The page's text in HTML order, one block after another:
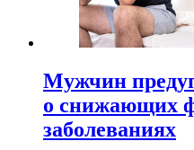
Мужчин
о снижающих
заболеваниях